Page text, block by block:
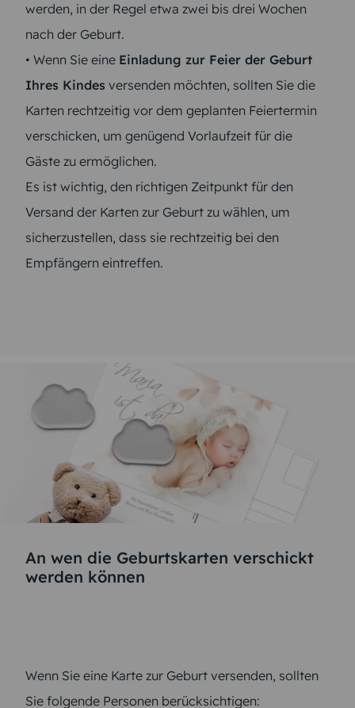
werden, in der Regel etwa zwei bis drei Wochen
nach der Geburt.
• Wenn Sie eine Einladung zur Feier der Geburt
Ihres Kindes versenden möchten, sollten Sie die
Karten rechtzeitig vor dem geplanten Feiertermin
verschicken, um genügend Vorlaufzeit für die
Gäste zu ermöglichen.
Es ist wichtig, den richtigen Zeitpunkt für den
Versand der Karten zur Geburt zu wählen, um
sicherzustellen, dass sie rechtzeitig bei den
Empfängern eintreffen.
An wen die Geburtskarten verschickt
werden können
Wenn Sie eine Karte zur Geburt versenden, sollten
Sie folgende Personen berücksichtigen: